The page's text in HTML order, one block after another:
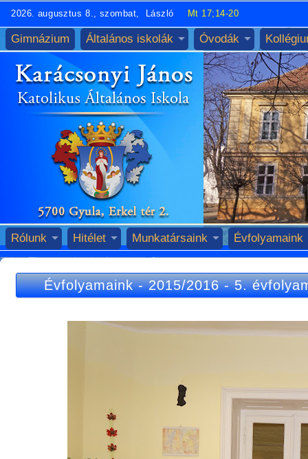
2026. augusztus 8., szombat, László Mt 17;14-20
Gimnázium Általános iskolák Óvodák
Rólunk Hitélet Munkatársaink Évfolyamaink
Évfolyamaink-2015/2016-5.